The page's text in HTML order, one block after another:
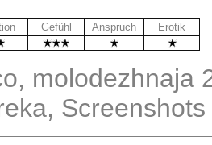
Gefühl Anspruch Erotik
molodezhnaja
Screenshots